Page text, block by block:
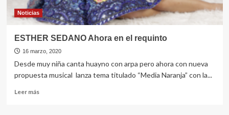
Noticias
ESTHER SEDANO Ahora en el requinto
16 marzo, 2020
Desde muy niña canta huayno con arpa pero ahora con nueva
propuesta musical lanza tema titulado “Media Naranja” con la...
Leer másLeer